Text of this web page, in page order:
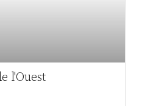
l'Ouest